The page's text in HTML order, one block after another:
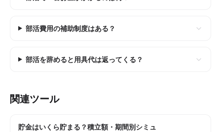
部活費用の補助制度はある？
部活を辞めると用具代は返ってくる？
関連ツール
貯金はいくら貯まる？積立額・期間別シミュ